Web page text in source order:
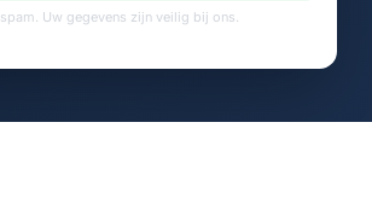
spam. Uw gegevens zijn veilig bij ons.